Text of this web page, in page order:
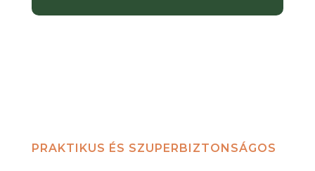
PRAKTIKUS ÉS SZUPERBIZTONSÁGOS